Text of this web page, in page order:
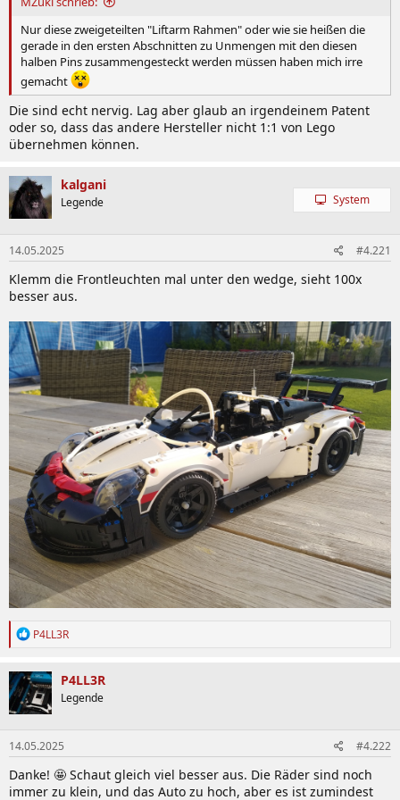
Nur diese zweigeteilten "Liftarm Rahmen" oder wie sie heißen die
gerade in den ersten Abschnitten zu Unmengen mit den diesen
halben Pins zusammengesteckt werden müssen haben mich irre
gemacht
Die sind echt nervig. Lag aber glaub an irgendeinem Patent
oder so, dass das andere Hersteller nicht 1:1 von Lego
übernehmen können.
kalgani
Legende System
14.05.2025 #4.221
Klemm die Frontleuchten mal unter den wedge, sieht 100x
besser aus.
R
k
t
i
o
n
e
n
P4LL3R
P4LL3R
Legende
14.05.2025 #4.222
Danke! 🤩 Schaut gleich viel besser aus. Die Räder sind noch
immer zu klein, und das Auto zu hoch, aber es ist zumindest